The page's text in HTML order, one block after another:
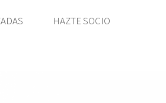
HAZTE SOCIO